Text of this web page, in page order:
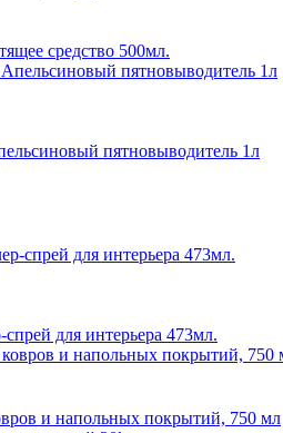
средство 500мл.
пятновыводитель 1л
для интерьера 473мл.
и напольных покрытий, 750 мл